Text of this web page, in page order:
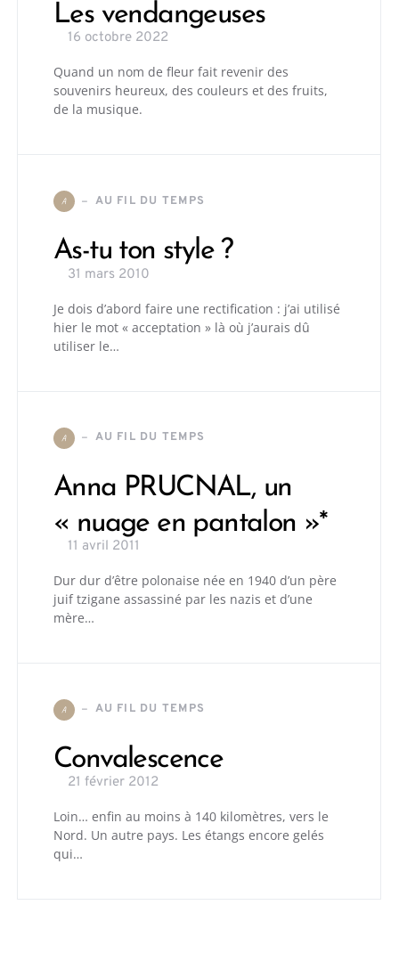
Les vendangeuses
16 octobre 2022
Quand un nom de fleur fait revenir des
souvenirs heureux, des couleurs et des fruits,
de la musique.
A AU FIL DU TEMPS
As-tu ton style ?
31 mars 2010
Je dois d’abord faire une rectification : j’ai utilisé
hier le mot « acceptation » là où j’aurais dû
utiliser le…
A AU FIL DU TEMPS
Anna PRUCNAL, un
« nuage en pantalon »*
11 avril 2011
Dur dur d’être polonaise née en 1940 d’un père
juif tzigane assassiné par les nazis et d’une
mère…
A AU FIL DU TEMPS
Convalescence
21 février 2012
Loin… enfin au moins à 140 kilomètres, vers le
Nord. Un autre pays. Les étangs encore gelés
qui…